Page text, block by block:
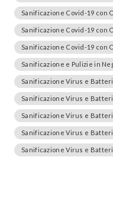
Sanificazione Covid-19 con
Sanificazione Covid-19 con
Sanificazione Covid-19 con
Sanificazione e Pulizie in
Sanificazione Virus e
Sanificazione Virus e
Sanificazione Virus e
Sanificazione Virus e
Sanificazione Virus e